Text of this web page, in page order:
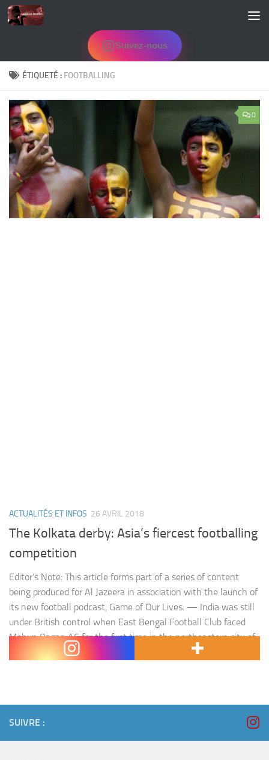
Skip to content
Suivez-nous
ÉTIQUETÉ : FOOTBALLING
0
ACTUALITÉS ET INFOS 26 AVRIL 2018
The Kolkata derby: Asia’s fiercest footballing
competition
Editor’s Note: This article forms part of a series of content
being produced for Al Jazeera in association with the launch of
its new football podcast, Game of Our Lives. — India was still
under British control when East Bengal Football Club faced
Mohun Bagan AC for the first time in the northeastern city of
Kolkata’s football…
SUIVRE :